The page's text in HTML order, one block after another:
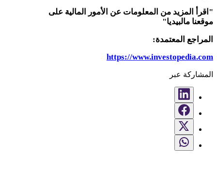
" اقرأ المزيد من المعلومات عن الأمور المالية على
موقعنا مالبيديا"
المراجع المعتمدة:
https://www.investopedia.com
المشاركة عبر